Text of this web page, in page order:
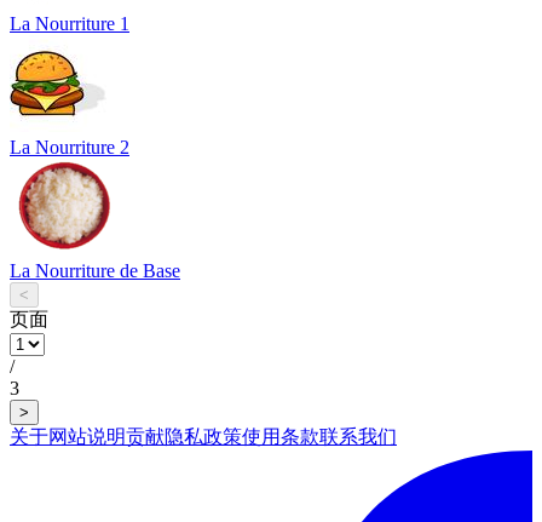
La Nourriture 1
La Nourriture 2
La Nourriture de Base
<
页面
/
3
>
关于网站说明贡献隐私政策使用条款联系我们